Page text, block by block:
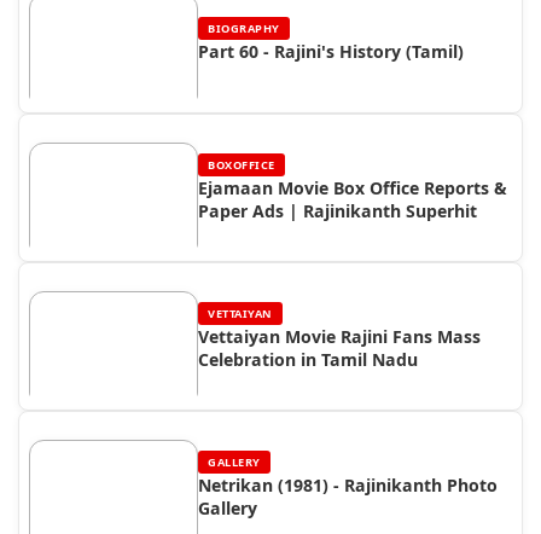
BIOGRAPHY
Part 60 - Rajini's History (Tamil)
BOXOFFICE
Ejamaan Movie Box Office Reports &
Paper Ads | Rajinikanth Superhit
VETTAIYAN
Vettaiyan Movie Rajini Fans Mass
Celebration in Tamil Nadu
GALLERY
Netrikan (1981) - Rajinikanth Photo
Gallery